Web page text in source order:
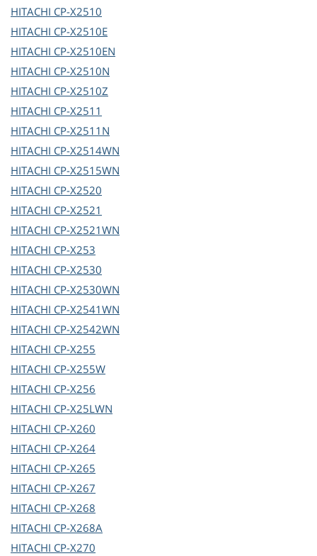
HITACHI CP-X2510
HITACHI CP-X2510E
HITACHI CP-X2510EN
HITACHI CP-X2510N
HITACHI CP-X2510Z
HITACHI CP-X2511
HITACHI CP-X2511N
HITACHI CP-X2514WN
HITACHI CP-X2515WN
HITACHI CP-X2520
HITACHI CP-X2521
HITACHI CP-X2521WN
HITACHI CP-X253
HITACHI CP-X2530
HITACHI CP-X2530WN
HITACHI CP-X2541WN
HITACHI CP-X2542WN
HITACHI CP-X255
HITACHI CP-X255W
HITACHI CP-X256
HITACHI CP-X25LWN
HITACHI CP-X260
HITACHI CP-X264
HITACHI CP-X265
HITACHI CP-X267
HITACHI CP-X268
HITACHI CP-X268A
HITACHI CP-X270